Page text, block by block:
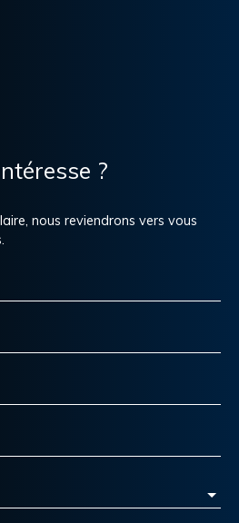
?
nous reviendrons vers vous